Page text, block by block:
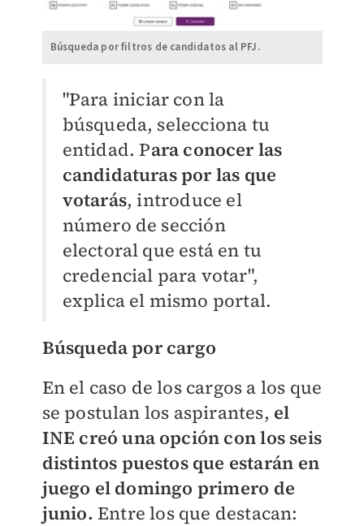
Búsqueda por filtros de candidatos al PFJ.
"Para iniciar con la
búsqueda, selecciona tu
entidad. Para conocer las
candidaturas por las que
votarás, introduce el
número de sección
electoral que está en tu
credencial para votar",
explica el mismo portal.
Búsqueda por cargo
En el caso de los cargos a los que
se postulan los aspirantes, el
INE creó una opción con los seis
distintos puestos que estarán en
juego el domingo primero de
junio. Entre los que destacan: